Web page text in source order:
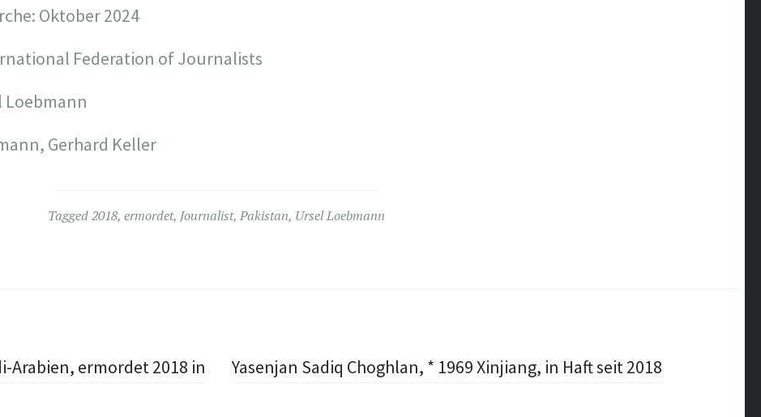
Oktober 2024
Federation of Journalists
Loebmann
Gerhard Keller
Tagged2018, ermordet, Journalist, Pakistan, Ursel Loebmann
Arabien, ermordet 2018 in
Yasenjan Sadiq Choghlan, * 1969 Xinjiang, in Haft seit 2018